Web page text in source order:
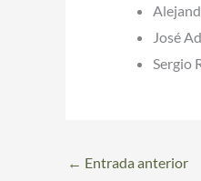
José
Sergio
← Entrada anterior